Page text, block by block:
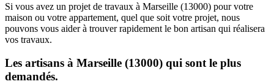
Si vous avez un projet de travaux à Marseille (13000) pour votre
maison ou votre appartement, quel que soit votre projet, nous
pouvons vous aider à trouver rapidement le bon artisan qui réalisera
vos travaux.
Les artisans à Marseille (13000) qui sont le plus
demandés.